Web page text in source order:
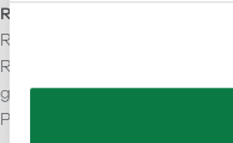
Rutschhemmstufe
R10. Optimierte
Rutschhemmung über die
gesamte
Produktlebensdauer.